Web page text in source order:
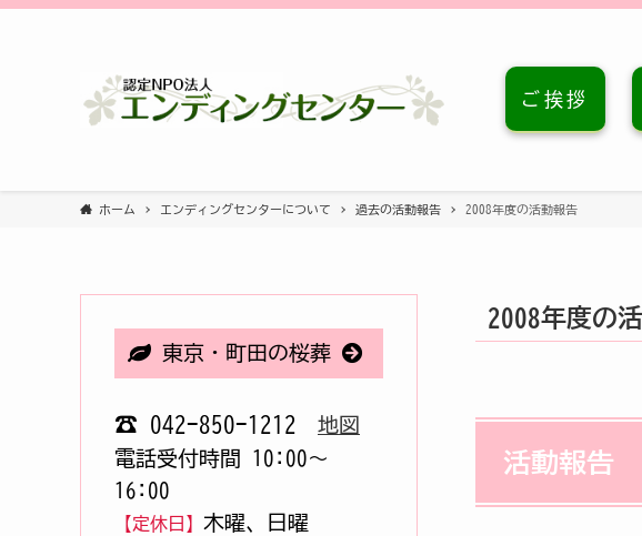
ご挨拶
ホーム エンディングセンターについて 過去の活動報告 2008年度の活動報告
2008年度の
活動報告
東京・町田の桜葬
☎ 042-850-1212
地図
電話受付時間 10:00〜
16:00
【定休日】 木曜、日曜